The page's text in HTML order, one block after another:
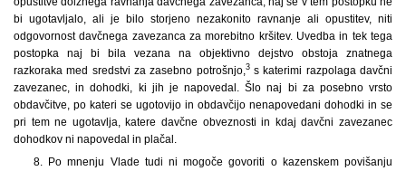
bi ugotavljalo, ali je bilo storjeno nezakonito ravnanje ali opustitev, niti
odgovornost davčnega zavezanca za morebitno kršitev. Uvedba in tek tega
postopka naj bi bila vezana na objektivno dejstvo obstoja znatnega
razkoraka med sredstvi za zasebno potrošnjo, 3s katerimi razpolaga davčni
zavezanec, in dohodki, ki jih je napovedal. Šlo naj bi za posebno vrsto
obdavčitve, po kateri se ugotovijo in obdavčijo nenapovedani dohodki in se
pri tem ne ugotavlja, katere davčne obveznosti in kdaj davčni zavezanec
dohodkov ni napovedal in plačal.
8. Po mnenju Vlade tudi ni mogoče govoriti o kazenskem povišanju